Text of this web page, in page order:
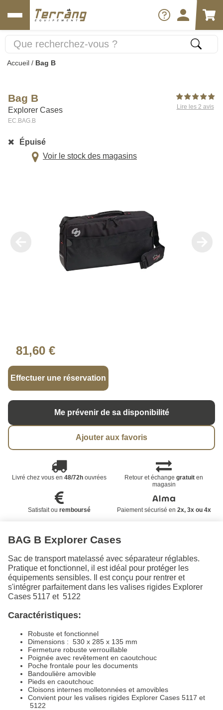
Accueil / Bag B
Bag B
Explorer Cases
EC.BAG.B
Lire les 2 avis
Épuisé
Voir le stock des magasins
81,60 €
Effectuer une réservation
Me prévenir de sa disponibilité
Ajouter aux favoris
Livré chez vous en 48/72houvrées Retour et échangegratuit en
magasin
Satisfait ou remboursé Paiement sécurisé en 2x, 3x ou 4x
BAG B Explorer Cases
Sac de transport matelassé avec séparateur réglables.
Pratique et fonctionnel, il est idéal pour protéger les
équipements sensibles. Il est conçu pour rentrer et
s'intégrer parfaitement dans les valises rigides Explorer
Cases 5117 et 5122
Caractéristiques:
Robuste et fonctionnel
Dimensions : 530 x 285 x 135 mm
Fermeture robuste verrouillable
Poignée avec revêtement en caoutchouc
Poche frontale pour les documents
Bandoulière amovible
Pieds en caoutchouc
Cloisons internes molletonnées et amovibles
Convient pour les valises rigides Explorer Cases 5117 et
5122